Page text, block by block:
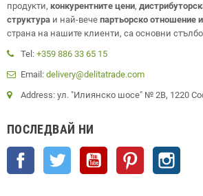
продукти, конкурентните цени,
структура и най-вече партьорско отношение
страна на нашите клиенти, са основни
Tel: +359 886 33 65 15
Email: delivery@delitatrade.com
Address: ул. "Илиянско шосе" № 2В, 1220
ПОСЛЕДВАЙ НИ
Facebook Twitter YouTube Pinterest